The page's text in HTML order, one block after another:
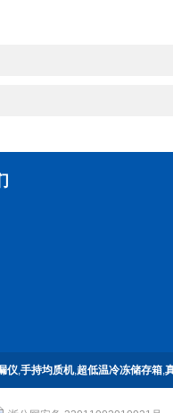
仪,手持均质机,超低温冷冻储存箱,